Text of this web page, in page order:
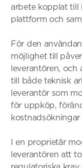
arbete kopplat till
plattform och
För den
möjlighet till
leverantören, och
till både teknisk
leverantör som
för uppköp,
I en proprietär
leverantören att